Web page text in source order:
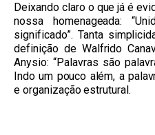
Deixando claro o que já é
nossa homenageada:
significado”. Tanta
definição de Walfrido
Anysio: “Palavras são
Indo um pouco além, a
e organização estrutural.